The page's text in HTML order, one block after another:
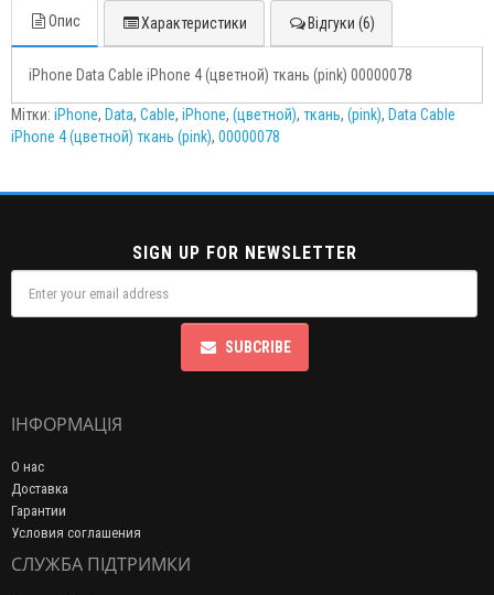
Опис Характеристики Відгуки (6)
iPhone Data Cable iPhone 4 (цветной) ткань (pink) 00000078
Мітки: iPhone, Data, Cable, iPhone, (цветной), ткань, (pink), Data Cable
iPhone 4 (цветной) ткань (pink), 00000078
SIGN UP FOR NEWSLETTER
SUBCRIBE
ІНФОРМАЦІЯ
О нас
Доставка
Гарантии
Условия соглашения
СЛУЖБА ПІДТРИМКИ